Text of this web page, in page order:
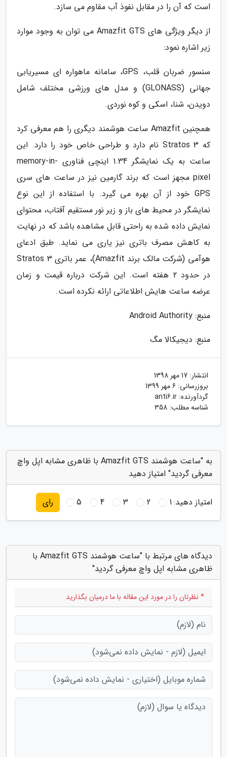
است که آن را در مقابل نفوذ آب مقاوم می سازد.
از دیگر ویژگی های Amazfit GTS می توان به وجود موارد
زیر اشاره نمود:
سنسور ضربان قلب، GPS، سامانه ماهواره ای مسیریابی
جهانی (GLONASS) و مدل های ورزشی مختلف شامل
دویدن، شنا، اسکی و کوه نوردی.
همچنین Amazfit ساعت هوشمند دیگری را هم معرفی کرد
که Stratos 3 نام دارد و طراحی خاص خود را دارد. این
ساعت به یک نمایشگر 1.34 اینچی فناوری memory-in-
pixel مجهز است که برند گارمین نیز در ساعت های سری
GPS خود از آن بهره می گیرد. با استفاده از این نوع
نمایشگر در محیط های باز و زیر نور مستقیم آفتاب، محتوای
نمایش داده شده به راحتی قابل مشاهده باشد که در نهایت
به کاهش مصرف باتری نیز یاری می نماید. طبق ادعای
هوآمی (شرکت مالک برند Amazfit)، عمر باتری Stratos 3
در حدود 2 هفته است. این شرکت درباره قیمت و زمان
عرضه ساعت هایش اطلاعاتی ارائه نکرده است.
منبع: Android Authority
منبع: دیجیکالا مگ
انتشار: 17 مهر 1398
بروزرسانی: 6 مهر 1399
گردآورنده: anti6.ir
شناسه مطلب: 358
به "ساعت هوشمند Amazfit GTS با ظاهری مشابه اپل واچ
معرفی گردید" امتیاز دهید
امتیاز دهید:1
2
3
4
5 رای
دیدگاه های مرتبط با "ساعت هوشمند Amazfit GTS با
ظاهری مشابه اپل واچ معرفی گردید"
* نظرتان را در مورد این مقاله با ما درمیان بگذارید